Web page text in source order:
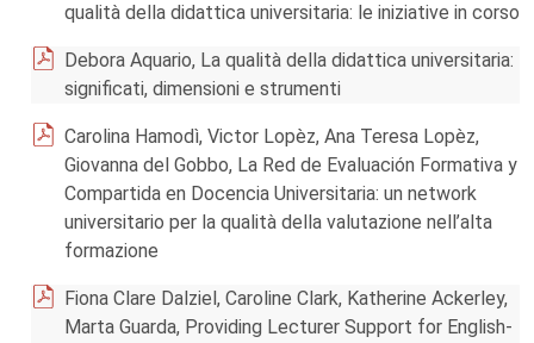
qualità della didattica universitaria: le iniziative in corso
Debora Aquario, La qualità della didattica universitaria:
significati, dimensioni e strumenti
Carolina Hamodì, Victor Lopèz, Ana Teresa Lopèz,
Giovanna del Gobbo, La Red de Evaluación Formativa y
Compartida en Docencia Universitaria: un network
universitario per la qualità della valutazione nell’alta
formazione
Fiona Clare Dalziel, Caroline Clark, Katherine Ackerley,
Marta Guarda, Providing Lecturer Support for English-